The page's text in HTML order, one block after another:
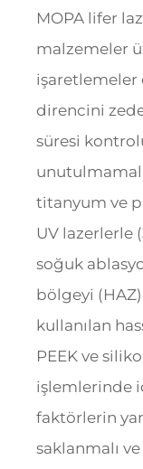
MOPA lifer
malzemeler
işaretlemeler
direncini
süresi
titanyum ve
UV lazerlerle
soğuk
bölgeyi
kullanılan
PEEK ve
işlemlerinde
faktörlerin
saklanmalı